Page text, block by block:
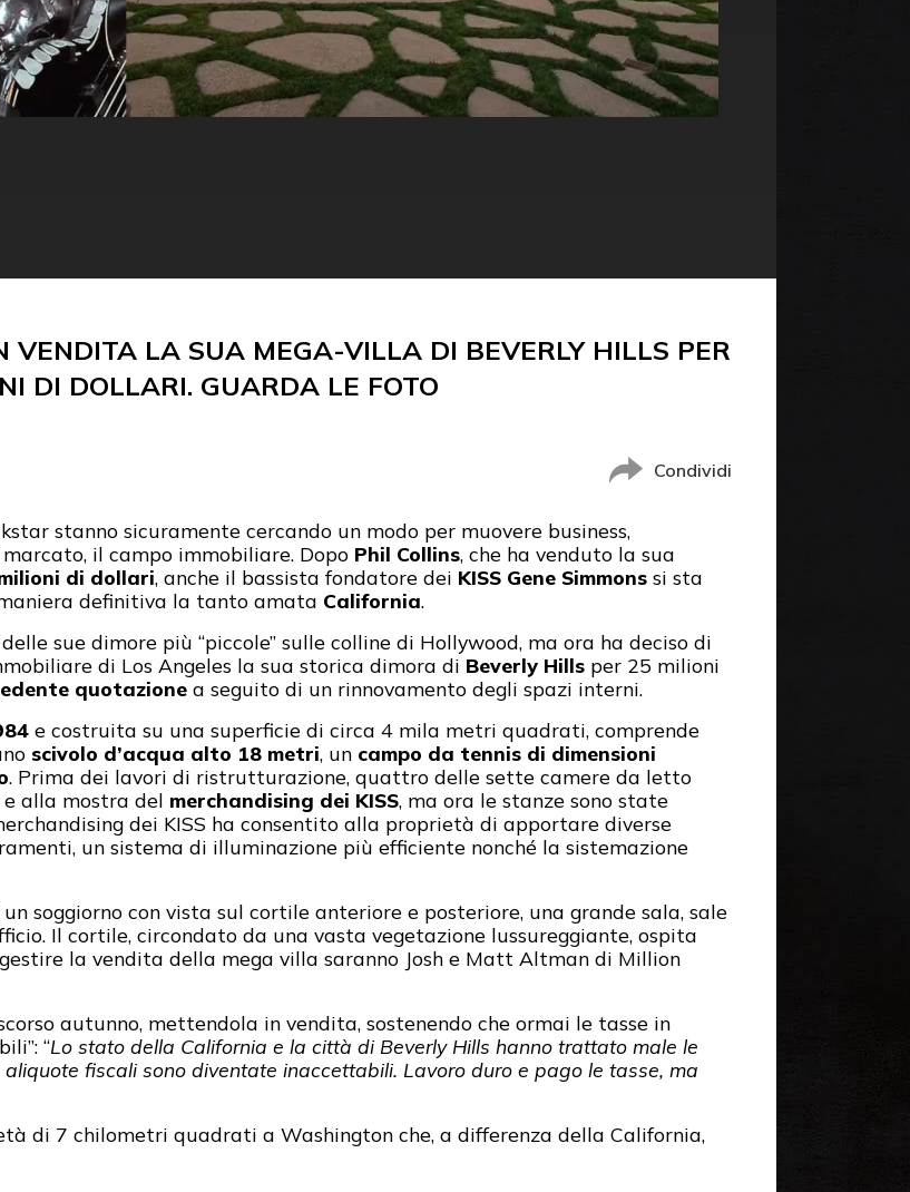
VENDITA LA SUA MEGA-VILLA DI BEVERLY HILLS PER
DI DOLLARI. GUARDA LE FOTO
Condividi
stanno sicuramente cercando un modo per muovere business,
il campo immobiliare. Dopo Phil Collins, che ha venduto la sua
di dollari, anche il bassista fondatore dei KISS Gene Simmons si sta
definitiva la tanto amata California.
sue dimore più “piccole” sulle colline di Hollywood, ma ora ha deciso di
di Los Angeles la sua storica dimora di Beverly Hills per 25 milioni
quotazione a seguito di un rinnovamento degli spazi interni.
e costruita su una superficie di circa 4 mila metri quadrati, comprende
scivolo d’acqua alto 18 metri, un campo da tennis di dimensioni
. Prima dei lavori di ristrutturazione, quattro delle sette camere da letto
alla mostra del merchandising dei KISS, ma ora le stanze sono state
dei KISS ha consentito alla proprietà di apportare diverse
un sistema di illuminazione più efficiente nonché la sistemazione
soggiorno con vista sul cortile anteriore e posteriore, una grande sala, sale
Il cortile, circondato da una vasta vegetazione lussureggiante, ospita
la vendita della mega villa saranno Josh e Matt Altman di Million
autunno, mettendola in vendita, sostenendo che ormai le tasse in
“Lo stato della California e la città di Beverly Hills hanno trattato male le
fiscali sono diventate inaccettabili. Lavoro duro e pago le tasse, ma
di 7 chilometri quadrati a Washington che, a differenza della California,